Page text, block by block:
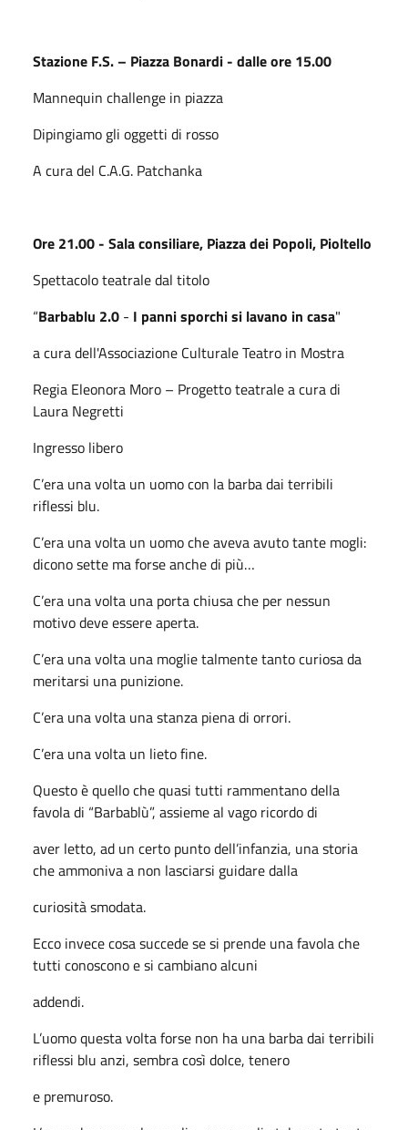
Stazione F.S. – Piazza Bonardi - dalle ore 15.00
Mannequin challenge in piazza
Dipingiamo gli oggetti di rosso
A cura del C.A.G. Patchanka
Ore 21.00 - Sala consiliare, Piazza dei Popoli, Pioltello
Spettacolo teatrale dal titolo
“Barbablu 2.0 - I panni sporchi si lavano in casa"
a cura dell'Associazione Culturale Teatro in Mostra
Regia Eleonora Moro – Progetto teatrale a cura di
Laura Negretti
Ingresso libero
C’era una volta un uomo con la barba dai terribili
riflessi blu.
C’era una volta un uomo che aveva avuto tante mogli:
dicono sette ma forse anche di più…
C’era una volta una porta chiusa che per nessun
motivo deve essere aperta.
C’era una volta una moglie talmente tanto curiosa da
meritarsi una punizione.
C’era una volta una stanza piena di orrori.
C’era una volta un lieto fine.
Questo è quello che quasi tutti rammentano della
favola di “Barbablù”, assieme al vago ricordo di
aver letto, ad un certo punto dell’infanzia, una storia
che ammoniva a non lasciarsi guidare dalla
curiosità smodata.
Ecco invece cosa succede se si prende una favola che
tutti conoscono e si cambiano alcuni
addendi.
L’uomo questa volta forse non ha una barba dai terribili
riflessi blu anzi, sembra così dolce, tenero
e premuroso.